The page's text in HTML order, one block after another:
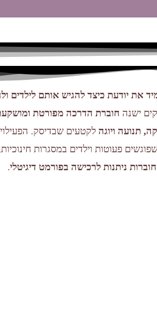
את יודעת כיצד להגיש אותם לילדים
ישנה חוברת הדרכה מפורטת
תנועה ויוגהלקטעים שבדיסק.
פעוטות וילדים במסגרות
ניתנות לרכישה בפורמט דיגיטלי.